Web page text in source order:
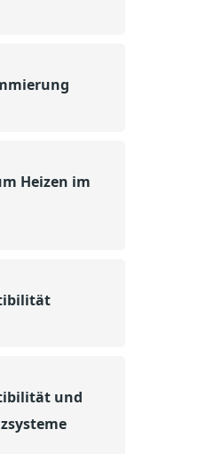
Heizen im
und